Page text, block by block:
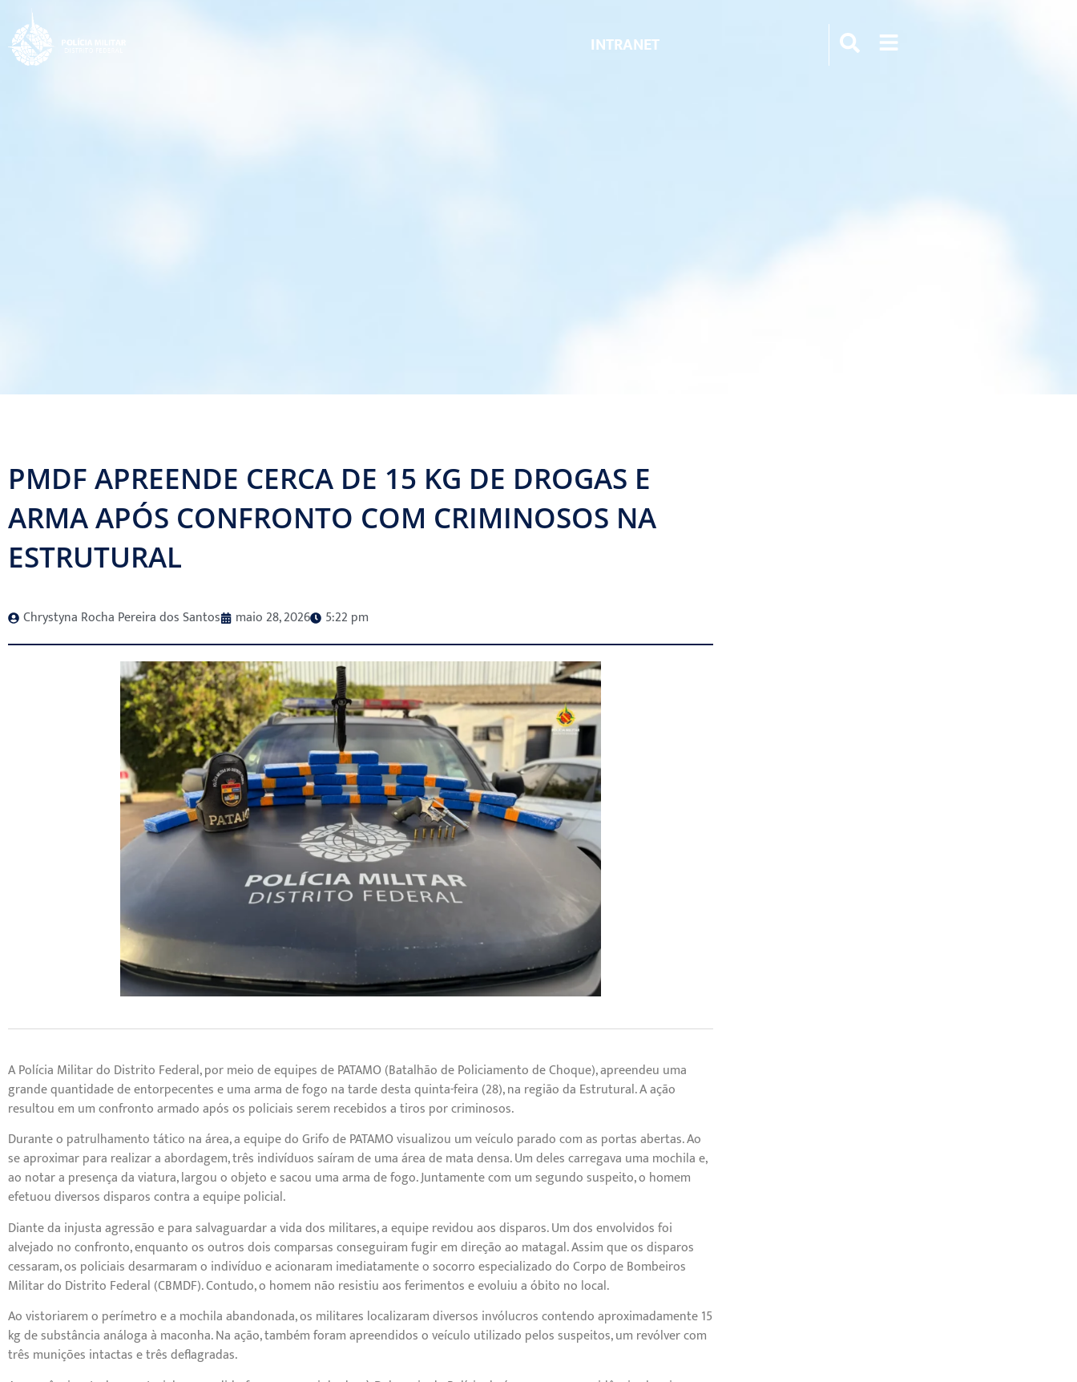
INTRANET
PMDF APREENDE CERCA DE 15 KG DE DROGAS E
ARMA APÓS CONFRONTO COM CRIMINOSOS NA
ESTRUTURAL
Chrystyna Rocha Pereira dos Santos maio 28, 2026 5:22 pm
A Polícia Militar do Distrito Federal, por meio de equipes de PATAMO (Batalhão de Policiamento de Choque), apreendeu uma
grande quantidade de entorpecentes e uma arma de fogo na tarde desta quinta-feira (28), na região da Estrutural. A ação
resultou em um confronto armado após os policiais serem recebidos a tiros por criminosos.
Durante o patrulhamento tático na área, a equipe do Grifo de PATAMO visualizou um veículo parado com as portas abertas. Ao
se aproximar para realizar a abordagem, três indivíduos saíram de uma área de mata densa. Um deles carregava uma mochila e,
ao notar a presença da viatura, largou o objeto e sacou uma arma de fogo. Juntamente com um segundo suspeito, o homem
efetuou diversos disparos contra a equipe policial.
Diante da injusta agressão e para salvaguardar a vida dos militares, a equipe revidou aos disparos. Um dos envolvidos foi
alvejado no confronto, enquanto os outros dois comparsas conseguiram fugir em direção ao matagal. Assim que os disparos
cessaram, os policiais desarmaram o indivíduo e acionaram imediatamente o socorro especializado do Corpo de Bombeiros
Militar do Distrito Federal (CBMDF). Contudo, o homem não resistiu aos ferimentos e evoluiu a óbito no local.
Ao vistoriarem o perímetro e a mochila abandonada, os militares localizaram diversos invólucros contendo aproximadamente 15
kg de substância análoga à maconha. Na ação, também foram apreendidos o veículo utilizado pelos suspeitos, um revólver com
três munições intactas e três deflagradas.